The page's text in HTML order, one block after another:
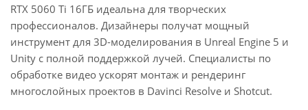
RTX 5060 Ti 16ГБ идеальна для творческих
профессионалов. Дизайнеры получат мощный
инструмент для 3D-моделирования в Unreal Engine 5 и
Unity с полной поддержкой лучей. Специалисты по
обработке видео ускорят монтаж и рендеринг
многослойных проектов в Davinci Resolve и Shotcut.